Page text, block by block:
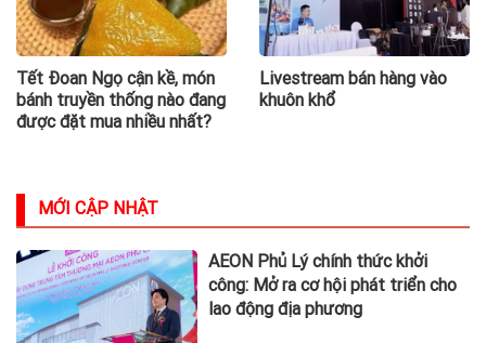
Tết Đoan Ngọ cận kề, món
bánh truyền thống nào đang
được đặt mua nhiều nhất?
Livestream bán hàng vào
khuôn khổ
MỚI CẬP NHẬT
AEON Phủ Lý chính thức khởi
công: Mở ra cơ hội phát triển cho
lao động địa phương